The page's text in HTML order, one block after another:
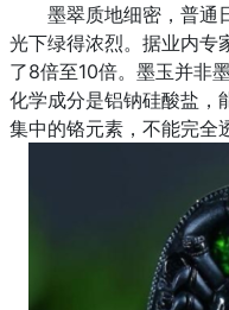
墨翠质地细密，普通
光下绿得浓烈。据业内专
了8倍至10倍。墨玉并非
化学成分是铝钠硅酸盐，
集中的铬元素，不能完全